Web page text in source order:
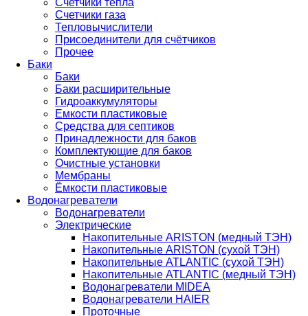
Счетчики тепла
Счетчики газа
Тепловычислители
Присоединители для счётчиков
Прочее
Баки
Баки
Баки расширительные
Гидроаккумуляторы
Емкости пластиковые
Средства для септиков
Принадлежности для баков
Комплектующие для баков
Очистные установки
Мембраны
Ёмкости пластиковые
Водонагреватели
Водонагреватели
Электрические
Накопительные ARISTON (медный ТЭН)
Накопительные ARISTON (сухой ТЭН)
Накопительные ATLANTIC (сухой ТЭН)
Накопительные ATLANTIC (медный ТЭН)
Водонагреватели MIDEA
Водонагреватели HAIER
Проточные